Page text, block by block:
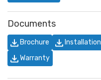
Documents
Brochure Installation
Warranty